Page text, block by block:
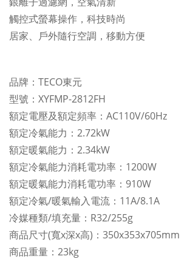
觸控式螢幕操作，科技時尚
居家、戶外隨行空調，移動方便
品牌：TECO東元
型號：XYFMP-2812FH
額定電壓及額定頻率：AC110V/60Hz
額定冷氣能力：2.72kW
額定暖氣能力：2.34kW
額定冷氣能力消耗電功率：1200W
額定暖氣能力消耗電功率：910W
額定冷氣/暖氣輸入電流：11A/8.1A
冷媒種類/填充量：R32/255g
商品尺寸(寬x深x高)：350x353x705mm
商品重量：23kg